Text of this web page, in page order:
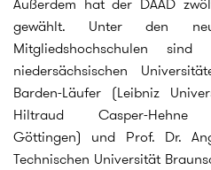
gewählt. Unter den
Mitgliedshochschulen
niedersächsischen
Barden-Läufer (Leibniz
Hiltraud Casper-Hehne
Göttingen) und Prof. Dr.
Technischen Universität